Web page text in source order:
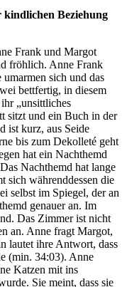
kindlichen Beziehung
Frank und Margot
fröhlich. Anne Frank
sich und das
bettfertig, in diesem
„unsittliches
sitzt und ein Buch in der
ist kurz, aus Seide
bis zum Dekolleté geht
hat ein Nachthemd
Nachthemd hat lange
sich währenddessen die
selbst im Spiegel, der an
genauer an. Im
Das Zimmer ist nicht
an. Anne fragt Margot,
lautet ihre Antwort, dass
(min. 34:03). Anne
Katzen mit ins
Sie meint, dass sie